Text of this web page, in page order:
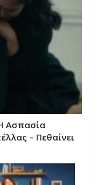
Ασπασία
– Πεθαίνει